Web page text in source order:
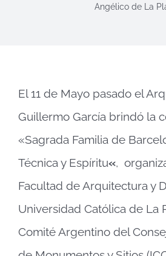
Angélico de La
El 11 de Mayo pasado el
Guillermo García brindó la
«Sagrada Familia de
Técnica y Espíritu«,
Facultad de Arquitectura y
Universidad Católica de La
Comité Argentino del